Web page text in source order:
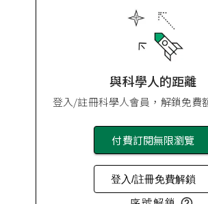
與科學人的距離
登入/註冊科學人會員，解鎖免費
付費訂閱無限瀏覽
登入/註冊免費解鎖